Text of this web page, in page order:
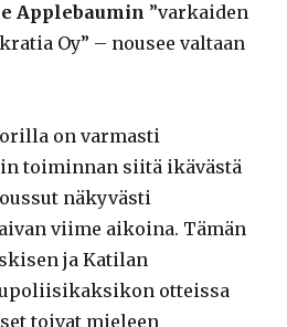
Applebaumin ”varkaiden
Oy” – nousee valtaan
on varmasti
toiminnan siitä ikävästä
näkyvästi
viime aikoina. Tämän
ja Katilan
otteissa
toivat mieleen